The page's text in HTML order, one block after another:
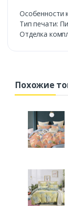
Особенности
Тип печати:
Отделка
Похожие